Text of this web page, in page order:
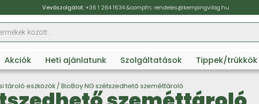
Vevőszolgálat: +36 1 264 1634&compfn; rendeles@kempingvilag.hu
Akciók Heti ajánlatunk Szolgáltatások Tippek/trükkök
tároló eszközök / BioBoy NG szétszedhető szeméttároló